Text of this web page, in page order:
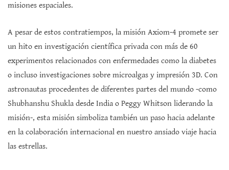
misiones espaciales.
A pesar de estos contratiempos, la misión Axiom-4 promete ser
un hito en investigación científica privada con más de 60
experimentos relacionados con enfermedades como la diabetes
o incluso investigaciones sobre microalgas y impresión 3D. Con
astronautas procedentes de diferentes partes del mundo -como
Shubhanshu Shukla desde India o Peggy Whitson liderando la
misión-, esta misión simboliza también un paso hacia adelante
en la colaboración internacional en nuestro ansiado viaje hacia
las estrellas.